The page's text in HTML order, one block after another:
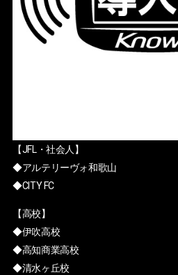
【JFL・社会人】
◆アルテリーヴォ和歌山
◆CITY FC
【高校】
◆伊吹高校
◆高知商業高校
◆清水ヶ丘校